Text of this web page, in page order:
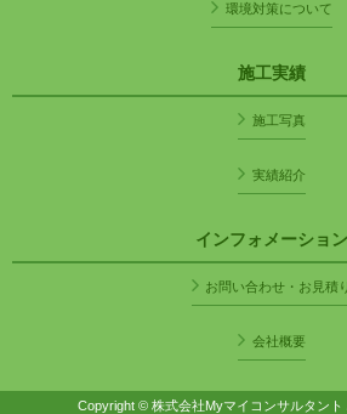
環境対策について
施工実績
施工写真
実績紹介
インフォメーション
お問い合わせ・お見積り
会社概要
Copyright © 株式会社Myマイコンサルタント